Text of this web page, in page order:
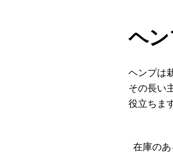
ヘ
ヘンプは
その長い
役立ちます
絞り込み
在庫の